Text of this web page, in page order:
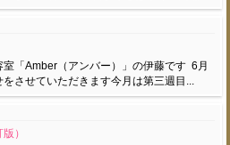
室「Amber（アンバー）」の伊藤です 6月
させていただきます今月は第三週目...
）